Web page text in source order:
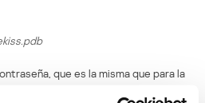
que es la misma que para la